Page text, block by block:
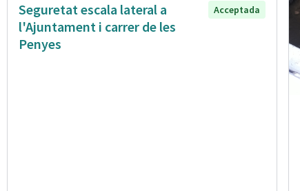
Seguretat escala lateral a
l'Ajuntament i carrer de les
Penyes
Acceptada